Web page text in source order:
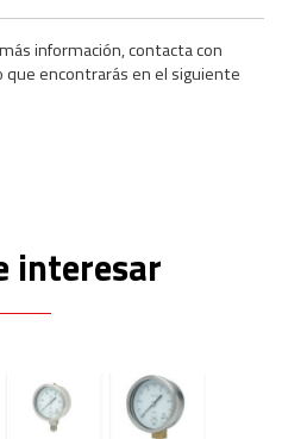
información, contacta con
encontrarás en el siguiente
interesar